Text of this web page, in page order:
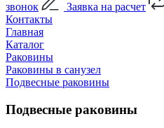
звонок
Заявка на расчет
Контакты
Главная
Каталог
Раковины
Раковины в санузел
Подвесные раковины
Подвесные раковины